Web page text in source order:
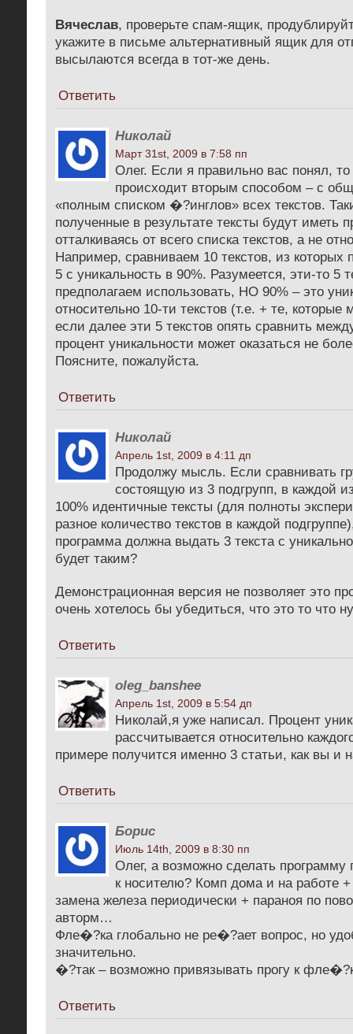
Вячеслав, проверьте спам-ящик,
укажите в письме альтернативный ящик для
высылаются всегда в тот-же день.
Ответить
Николай
Март 31st, 2009 в 7:58 пп
Олег. Если я правильно вас понял, то
происходит вторым способом – с
«полным списком �?инглов» всех текстов.
полученные в результате тексты будут иметь
отталкиваясь от всего списка текстов, а не
Например, сравниваем 10 текстов, из которых
5 с уникальность в 90%. Разумеется, эти-то 5
предполагаем использовать, НО 90% – это
относительно 10-ти текстов (т.е. + те,
если далее эти 5 текстов опять сравнить
процент уникальности может оказаться не
Поясните, пожалуйста.
Ответить
Николай
Апрель 1st, 2009 в 4:11 дп
Продолжу мысль. Если сравнивать
состоящую из 3 подгрупп, в каждой
100% идентичные тексты (для полноты
разное количество текстов в каждой
программа должна выдать 3 текста с
будет таким?
Демонстрационная версия не позволяет это
очень хотелось бы убедиться, что это то что
Ответить
oleg_banshee
Апрель 1st, 2009 в 5:54 дп
Николай,я уже написал. Процент
рассчитывается относительно
примере получится именно 3 статьи, как вы и
Ответить
Борис
Июль 14th, 2009 в 8:30 пп
Олег, а возможно сделать программу
к носителю? Комп дома и на работе
замена железа периодически + параноя по
авторм…
Фле�?ка глобально не ре�?ает вопрос, но
значительно.
�?так – возможно привязывать прогу к
Ответить